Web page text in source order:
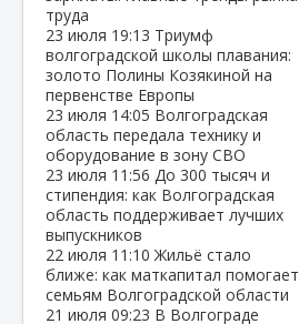
труда
23 июля 19:13 Триумф
волгоградской школы плавания:
золото Полины Козякиной на
первенстве Европы
23 июля 14:05 Волгоградская
область передала технику и
оборудование в зону СВО
23 июля 11:56 До 300 тысяч и
стипендия: как Волгоградская
область поддерживает лучших
выпускников
22 июля 11:10Жильё стало
ближе: как маткапитал помогает
семьям Волгоградской области
21 июля 09:23 В Волгограде